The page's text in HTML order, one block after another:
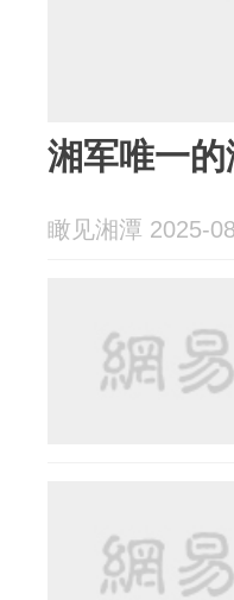
湘军唯一
瞰见湘潭 2025-